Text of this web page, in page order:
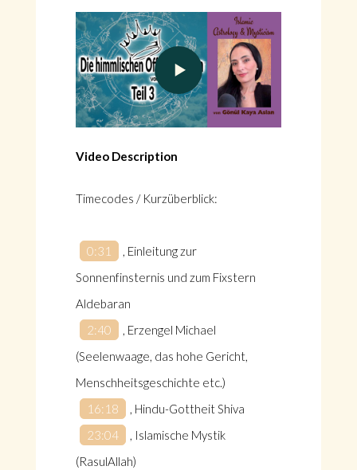
Video Description
Timecodes / Kurzüberblick:
0:31
, Einleitung zur
Sonnenfinsternis und zum Fixstern
Aldebaran
2:40
, Erzengel Michael
(Seelenwaage, das hohe Gericht,
Menschheitsgeschichte etc.)
16:18
, Hindu-Gottheit Shiva
23:04
, Islamische Mystik
(RasulAllah)